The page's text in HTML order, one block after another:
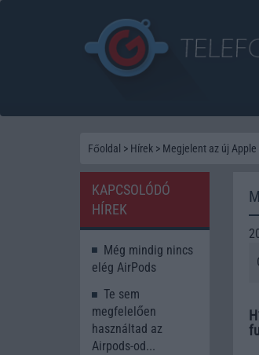
Főoldal > Hírek > Megjelent az új Apple
KAPCSOLÓDÓ
HÍREK
Még mindig nincs
elég AirPods
Te sem
megfelelően
használtad az
Airpods-od...